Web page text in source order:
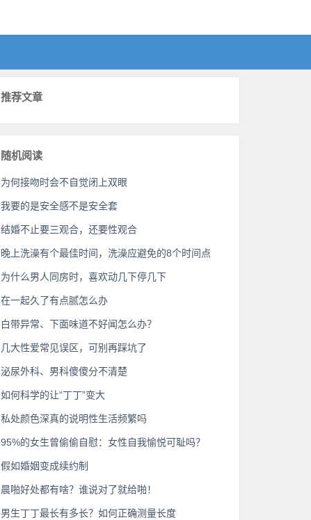
推荐文章
随机阅读
为何接吻时会不自觉闭上双眼
我要的是安全感不是安全套
结婚不止要三观合，还要性观合
晚上洗澡有个最佳时间，洗澡应避免的8个时间点
为什么男人同房时，喜欢动几下停几下
在一起久了有点腻怎么办
白带异常、下面味道不好闻怎么办？
几大性爱常见误区，可别再踩坑了
泌尿外科、男科傻傻分不清楚
如何科学的让“丁丁”变大
私处颜色深真的说明性生活频繁吗
95%的女生曾偷偷自慰：女性自我愉悦可耻吗？
假如婚姻变成续约制
晨啪好处都有啥？谁说对了就给啪！
男生丁丁最长有多长？如何正确测量长度